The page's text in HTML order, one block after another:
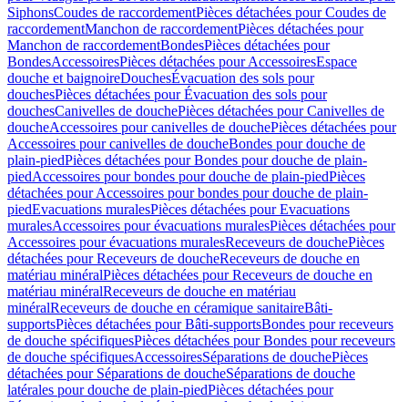
SiphonsCoudes de raccordementPièces détachées pour Coudes de
raccordementManchon de raccordementPièces détachées pour
Manchon de raccordementBondesPièces détachées pour
BondesAccessoiresPièces détachées pour AccessoiresEspace
douche et baignoireDouchesÉvacuation des sols pour
douchesPièces détachées pour Évacuation des sols pour
douchesCanivelles de douchePièces détachées pour Canivelles de
doucheAccessoires pour canivelles de douchePièces détachées pour
Accessoires pour canivelles de doucheBondes pour douche de
plain-piedPièces détachées pour Bondes pour douche de plain-
piedAccessoires pour bondes pour douche de plain-piedPièces
détachées pour Accessoires pour bondes pour douche de plain-
piedEvacuations muralesPièces détachées pour Evacuations
muralesAccessoires pour évacuations muralesPièces détachées pour
Accessoires pour évacuations muralesReceveurs de douchePièces
détachées pour Receveurs de doucheReceveurs de douche en
matériau minéralPièces détachées pour Receveurs de douche en
matériau minéralReceveurs de douche en matériau
minéralReceveurs de douche en céramique sanitaireBâti-
supportsPièces détachées pour Bâti-supportsBondes pour receveurs
de douche spécifiquesPièces détachées pour Bondes pour receveurs
de douche spécifiquesAccessoiresSéparations de douchePièces
détachées pour Séparations de doucheSéparations de douche
latérales pour douche de plain-piedPièces détachées pour